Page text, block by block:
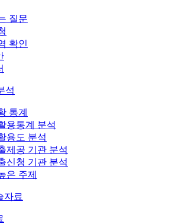
질문
확인
석
통계
용통계 분석
용도 분석
제공 기관 분석
신청 기관 분석
은 주제
자료